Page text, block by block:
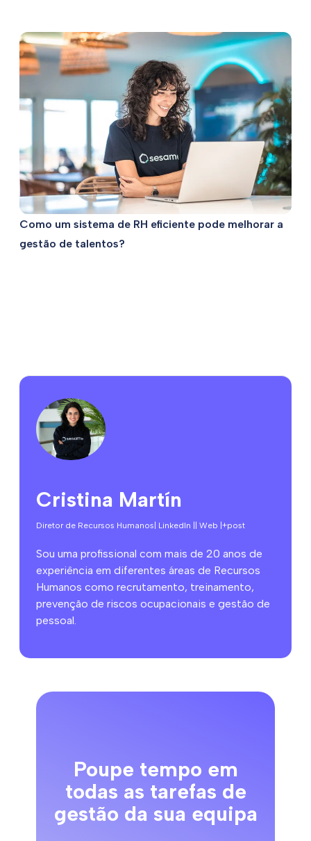
Cristina Martín
Diretor de Recursos Humanos | LinkedIn | | Web | +post
Sou uma profissional com mais de 20 anos de
experiência em diferentes áreas de Recursos
Humanos como recrutamento, treinamento,
prevenção de riscos ocupacionais e gestão de
pessoal.
Como um sistema de RH eficiente pode melhorar a
gestão de talentos?
Poupe tempo em
todas as tarefas de
gestão da sua equipa